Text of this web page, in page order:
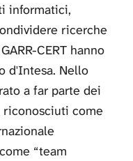
informatici,
ricerche
CERT hanno
d'Intesa. Nello
a far parte dei
riconosciuti come
“team